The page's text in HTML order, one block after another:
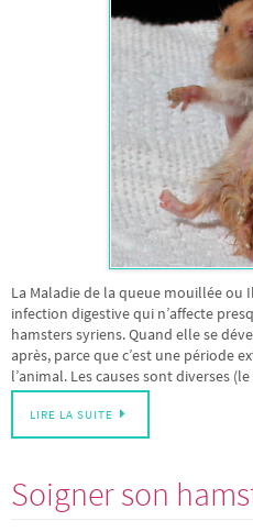
La Maladie de la queue mouillée ou
infection digestive qui n’affecte
hamsters syriens. Quand elle se
après, parce que c’est une période
l’animal. Les causes sont diverses
LIRE LA SUITE
Soigner son